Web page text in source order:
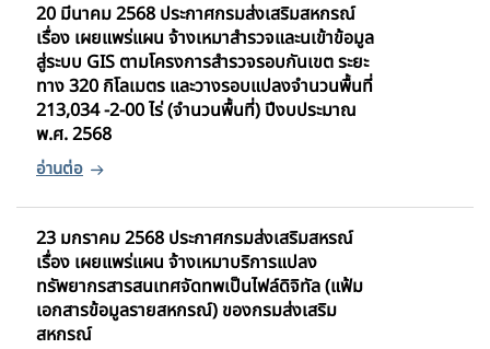
20 มีนาคม 2568 ประกาศกรมส่งเสริมสหกรณ์
เรื่อง เผยแพร่แผน จ้างเหมาสำรวจและนเข้าข้อมูล
สู่ระบบ GIS ตามโครงการสำรวจรอบกันเขต ระยะ
ทาง 320 กิโลเมตร และวางรอบแปลงจำนวนพื้นที่
213,034 -2-00 ไร่ (จำนวนพื้นที่) ปีงบประมาณ
พ.ศ. 2568
23 มกราคม 2568 ประกาศกรมส่งเสริมสหรณ์
เรื่อง เผยแพร่แผน จ้างเหมาบริการแปลง
ทรัพยากรสารสนเทศจัดทพเป็นไฟล์ดิจิทัล (แฟ้ม
เอกสารข้อมูลรายสหกรณ์) ของกรมส่งเสริม
สหกรณ์